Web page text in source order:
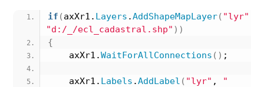
if (axXr1. Layers .AddShapeMapLayer( "lyr"
"d:/_/ecl_cadastral.shp" ))
{
    axXr1.
WaitForAllConnections () ;
    axXr1.
Labels .AddLabel ( "lyr" , "